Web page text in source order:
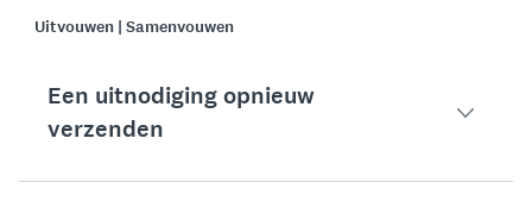
Uitvouwen | Samenvouwen
Een uitnodiging opnieuw
verzenden